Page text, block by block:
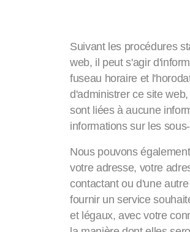
Suivant les procédures
web, il peut s'agir
fuseau horaire et
d'administrer ce site
sont liées à aucune
informations sur les
Nous pouvons
votre adresse, votre
contactant ou d'une
fournir un service
et légaux, avec votre